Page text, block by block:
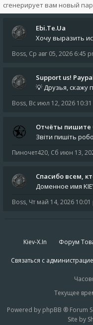
сгенерирует вам новый
Ebi.Te.Ua
Boss, Ср авг 05, 2026 6:45
Support us!
Boss, Вс июл 12, 2026
Отчёты пишите
Пиночет420, Сб июн 13,
Спасибо всем,
Boss, Чт май 14, 2026 10:01
Kiev-X.In Форум
Связаться с
Текущее
Powered by phpBB ® Forum
Site by